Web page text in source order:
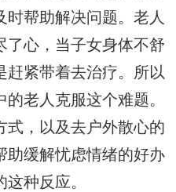
帮助解决问题。老人
了心，当子女身体不舒
赶紧带着去治疗。所以
老人克服这个难题。
式，以及去户外散心的
助缓解忧虑情绪的好办
种反应。